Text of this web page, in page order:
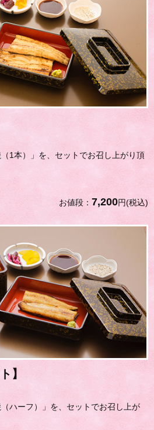
（1本）」を、セットでお召し上がり頂
お値段： 7,200円(税込)
】
ハーフ）」を、セットでお召し上が